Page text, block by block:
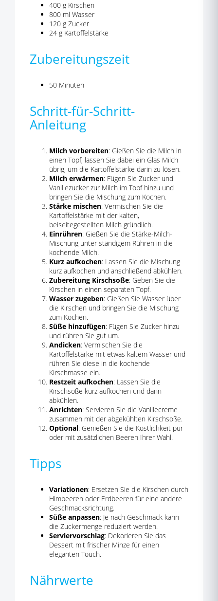
400 g Kirschen
800 ml Wasser
120 g Zucker
24 g Kartoffelstärke
Zubereitungszeit
50 Minuten
Schritt-für-Schritt-
Anleitung
Milch vorbereiten: Gießen Sie die Milch in
einen Topf, lassen Sie dabei ein Glas Milch
übrig, um die Kartoffelstärke darin zu lösen.
Milch erwärmen: Fügen Sie Zucker und
Vanillezucker zur Milch im Topf hinzu und
bringen Sie die Mischung zum Kochen.
Stärke mischen: Vermischen Sie die
Kartoffelstärke mit der kalten,
beiseitegestellten Milch gründlich.
Einrühren: Gießen Sie die Stärke-Milch-
Mischung unter ständigem Rühren in die
kochende Milch.
Kurz aufkochen: Lassen Sie die Mischung
kurz aufkochen und anschließend abkühlen.
Zubereitung Kirschsoße: Geben Sie die
Kirschen in einen separaten Topf.
Wasser zugeben: Gießen Sie Wasser über
die Kirschen und bringen Sie die Mischung
zum Kochen.
Süße hinzufügen: Fügen Sie Zucker hinzu
und rühren Sie gut um.
Andicken: Vermischen Sie die
Kartoffelstärke mit etwas kaltem Wasser und
rühren Sie diese in die kochende
Kirschmasse ein.
Restzeit aufkochen: Lassen Sie die
Kirschsoße kurz aufkochen und dann
abkühlen.
Anrichten: Servieren Sie die Vanillecreme
zusammen mit der abgekühlten Kirschsoße.
Optional: Genießen Sie die Köstlichkeit pur
oder mit zusätzlichen Beeren Ihrer Wahl.
Tipps
Variationen: Ersetzen Sie die Kirschen durch
Himbeeren oder Erdbeeren für eine andere
Geschmacksrichtung.
Süße anpassen: Je nach Geschmack kann
die Zuckermenge reduziert werden.
Serviervorschlag: Dekorieren Sie das
Dessert mit frischer Minze für einen
eleganten Touch.
Nährwerte